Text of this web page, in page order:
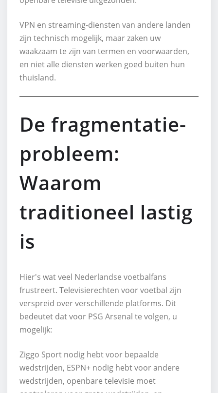
VPN en streaming-diensten van andere landen
zijn technisch mogelijk, maar zaken uw
waakzaam te zijn van termen en voorwaarden,
en niet alle diensten werken goed buiten hun
thuisland.
De fragmentatie-
probleem:
Waarom
traditioneel lastig
is
Hier's wat veel Nederlandse voetbalfans
frustreert. Televisierechten voor voetbal zijn
verspreid over verschillende platforms. Dit
bedeutet dat voor PSG Arsenal te volgen, u
mogelijk:
Ziggo Sport nodig hebt voor bepaalde
wedstrijden, ESPN+ nodig hebt voor andere
wedstrijden, openbare televisie moet